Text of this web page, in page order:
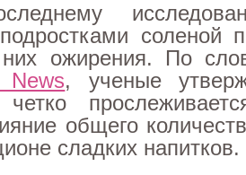
подростками соленой
ожирения. По
News, ученые
четко
общего
сладких напитков.